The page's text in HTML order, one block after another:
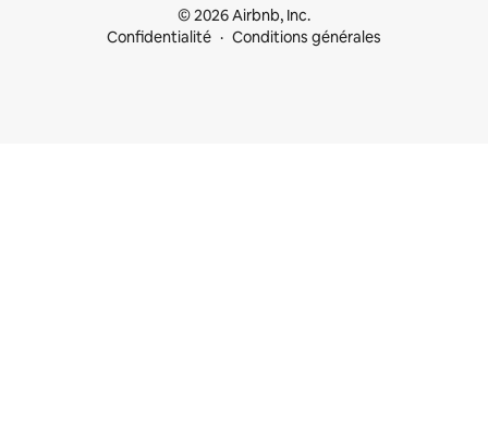
© 2026 Airbnb, Inc.
Confidentialité
Conditions générales